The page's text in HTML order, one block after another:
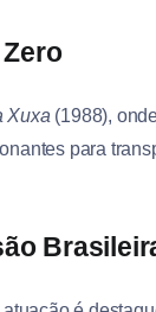
Xuxa (1988),
para